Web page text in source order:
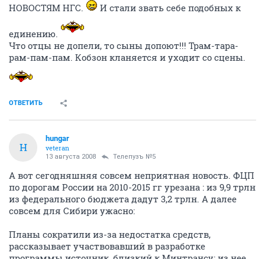
НОВОСТЯМ НГС.
И стали звать себе подобных к
единению.
Что отцы не допели, то сыны допоют!!! Трам-тара-
рам-пам-пам. Кобзон кланяется и уходит со сцены.
ОТВЕТИТЬ
H
hungar
veteran
13 августа 2008 Телепузъ №5
А вот сегодняшняя совсем неприятная новость. ФЦП
по дорогам России на 2010-2015 гг урезана : из 9,9 трлн
из федерального бюджета дадут 3,2 трлн. А далее
совсем для Сибири ужасно:
Планы сократили из-за недостатка средств,
рассказывает участвовавший в разработке